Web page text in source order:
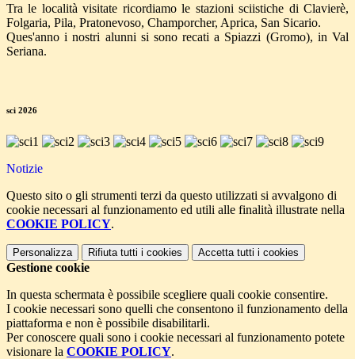
Tra le località visitate ricordiamo le stazioni sciistiche di Clavierè,
Folgaria, Pila, Pratonevoso, Champorcher, Aprica, San Sicario.
Ques'anno i nostri alunni si sono recati a Spiazzi (Gromo), in Val
Seriana.
sci 2026
Notizie
Questo sito o gli strumenti terzi da questo utilizzati si avvalgono di
cookie necessari al funzionamento ed utili alle finalità illustrate nella
COOKIE POLICY.
Personalizza Rifiuta tutti i cookies Accetta tutti i cookies
Gestione cookie
In questa schermata è possibile scegliere quali cookie consentire.
I cookie necessari sono quelli che consentono il funzionamento della
piattaforma e non è possibile disabilitarli.
Per conoscere quali sono i cookie necessari al funzionamento potete
visionare la COOKIE POLICY.